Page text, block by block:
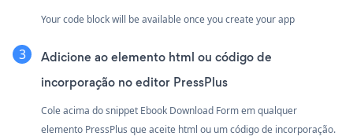
Your code block will be available once you create your app
Adicione ao elemento html ou código de
incorporação no editor PressPlus
Cole acima do snippet Ebook Download Form em qualquer
elemento PressPlus que aceite html ou um código de incorporação.